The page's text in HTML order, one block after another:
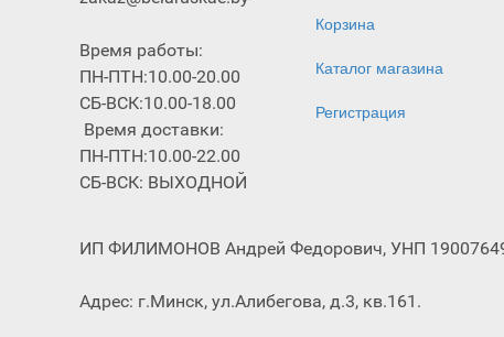
Время работы:
ПН-ПТН:10.00-20.00
СБ-ВСК:10.00-18.00
Время доставки:
ПН-ПТН:10.00-22.00
СБ-ВСК: ВЫХОДНОЙ
Корзина
Каталог магазина
Регистрация
ИП ФИЛИМОНОВ Андрей Федорович, УНП
Адрес: г.Минск, ул.Алибегова, д.3, кв.161.